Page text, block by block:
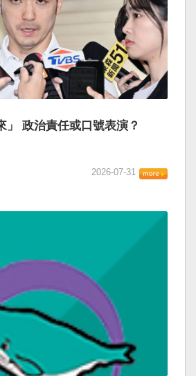
」 政治責任或口號表演？
2026-07-31